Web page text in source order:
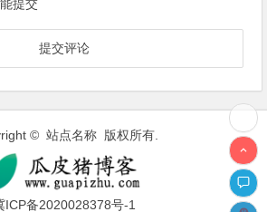
提交
© 站点名称 版权所有.
ICP备2020028378号-1